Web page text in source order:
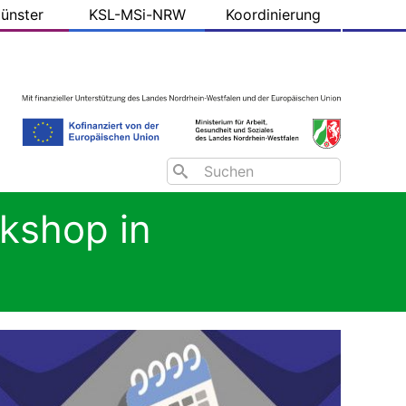
KSL-MSi-NRW Koordinierung
Search
in